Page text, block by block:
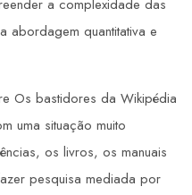
a complexidade das
abordagem quantitativa e
Os bastidores da Wikipédia
uma situação muito
os livros, os manuais
pesquisa mediada por